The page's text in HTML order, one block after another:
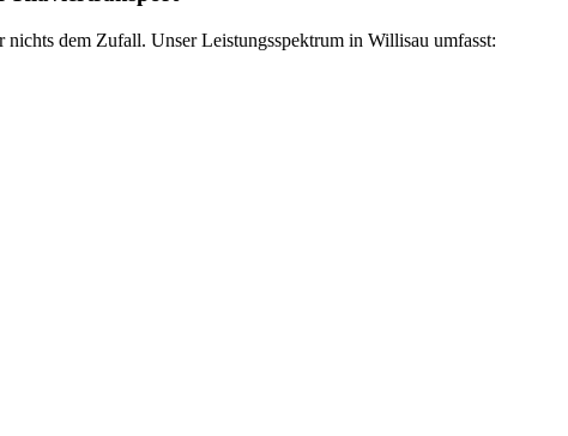
dem Zufall. Unser Leistungsspektrum in Willisau umfasst: